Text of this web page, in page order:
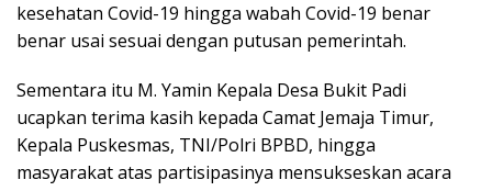
kesehatan Covid-19 hingga wabah Covid-19 benar
benar usai sesuai dengan putusan pemerintah.
Sementara itu M. Yamin Kepala Desa Bukit Padi
ucapkan terima kasih kepada Camat Jemaja Timur,
Kepala Puskesmas, TNI/Polri BPBD, hingga
masyarakat atas partisipasinya mensukseskan acara